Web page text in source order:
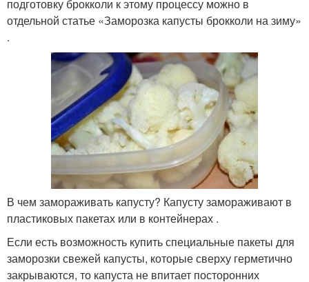
подготовку брокколи к этому процессу можно в
отдельной статье «Заморозка капусты брокколи на зиму»
.
В чем замораживать капусту? Капусту замораживают в
пластиковых пакетах или в контейнерах .
Если есть возможность купить специальные пакеты для
заморозки свежей капусты, которые сверху герметично
закрываются, то капуста не впитает посторонних